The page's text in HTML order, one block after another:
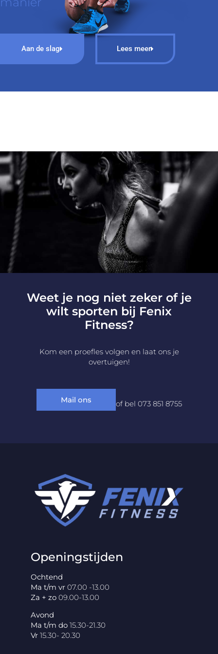
Aan de slag Lees meer
Weet je nog niet zeker of je
wilt sporten bij Fenix
Fitness?
Kom een proefles volgen en laat ons je
overtuigen!
Mail ons of bel 073 851 8755
Openingstijden
Ochtend
Ma t/m vr 07.00 -13.00
Za + zo 09.00-13.00
Avond
Ma t/m do 15.30-21.30
Vr 15.30- 20.30